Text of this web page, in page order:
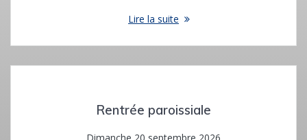
Lire la suite
Rentrée paroissiale
Dimanche 20 septembre 2026